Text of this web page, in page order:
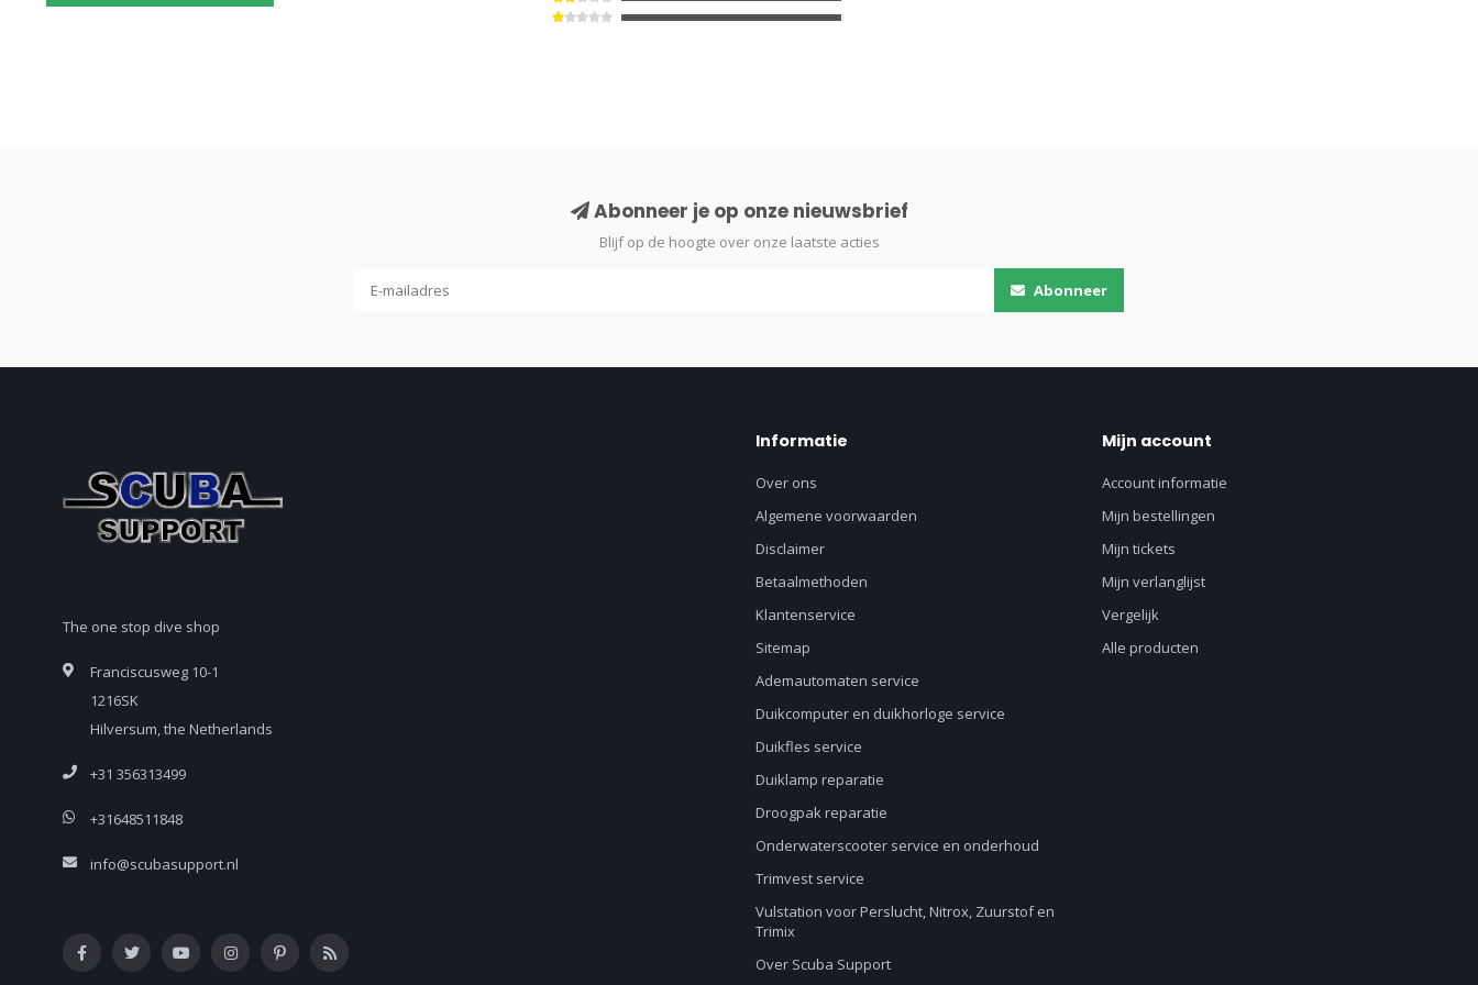
Abonneer je op onze nieuwsbrief
Blijf op de hoogte over onze laatste acties
Abonneer
The one stop dive shop
Franciscusweg 10-1
1216SK
Hilversum, the Netherlands
+31 356313499
+31648511848
info@scubasupport.nl
Informatie
Over ons
Algemene voorwaarden
Disclaimer
Betaalmethoden
Klantenservice
Sitemap
Ademautomaten service
Duikcomputer en duikhorloge service
Duikfles service
Duiklamp reparatie
Droogpak reparatie
Onderwaterscooter service en onderhoud
Trimvest service
Vulstation voor Perslucht, Nitrox, Zuurstof en
Trimix
Over Scuba Support
Mijn account
Account informatie
Mijn bestellingen
Mijn tickets
Mijn verlanglijst
Vergelijk
Alle producten